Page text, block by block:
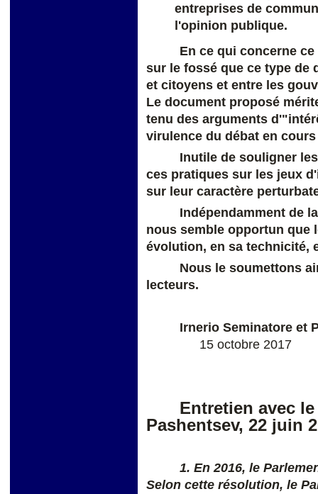
entreprises de
l'opinion publique.
En ce qui concerne
sur le fossé que ce type de
et citoyens et entre les
Le document proposé
tenu des arguments
virulence du débat en
Inutile de souligner
ces pratiques sur les jeux
sur leur caractère
Indépendamment de
nous semble opportun que
évolution, en sa technicité,
Nous le soumettons
lecteurs.
Irnerio Seminatore et
15 octobre 2017
Entretien avec
Pashentsev, 22 juin
1. En 2016, le
Selon cette résolution, le